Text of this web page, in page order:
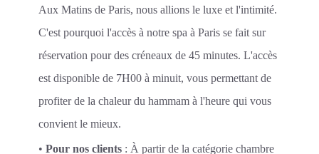
Aux Matins de Paris, nous allions le luxe et l'intimité.
C'est pourquoi l'accès à notre spa à Paris se fait sur
réservation pour des créneaux de 45 minutes. L'accès
est disponible de 7H00 à minuit, vous permettant de
profiter de la chaleur du hammam à l'heure qui vous
convient le mieux.
• Pour nos clients : À partir de la catégorie chambre